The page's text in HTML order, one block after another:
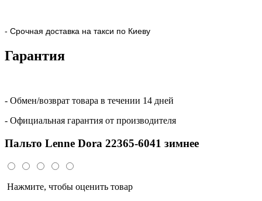
- Срочная доставка на такси по Киеву
Гарантия
- Обмен/возврат товара в течении 14 дней
- Официальная гарантия от производителя
Пальто Lenne Dora 22365-6041 зимнее
Нажмите, чтобы оценить товар